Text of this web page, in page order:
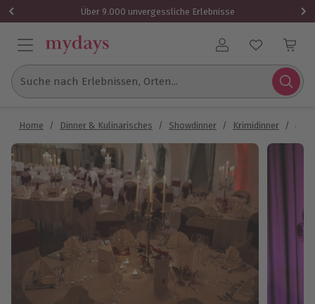
Über 9.000 unvergessliche Erlebnisse
Benutzerkonto
Suche nach Erlebnissen, Orten...
Home / Dinner & Kulinarisches / Showdinner / Krimidinner /